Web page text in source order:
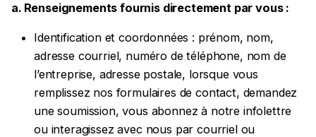
a. Renseignements fournis directement par vous :
Identification et coordonnées : prénom, nom,
adresse courriel, numéro de téléphone, nom de
l’entreprise, adresse postale, lorsque vous
remplissez nos formulaires de contact, demandez
une soumission, vous abonnez à notre infolettre
ou interagissez avec nous par courriel ou